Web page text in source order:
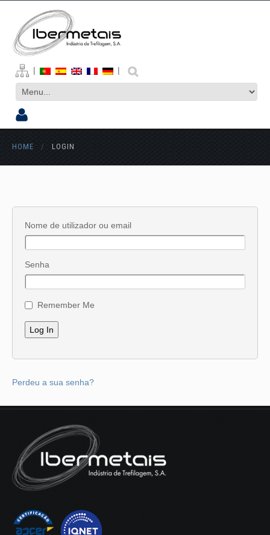
| |
HOME / LOGIN
Nome de utilizador ou email
Senha
Remember Me
Perdeu a sua senha?